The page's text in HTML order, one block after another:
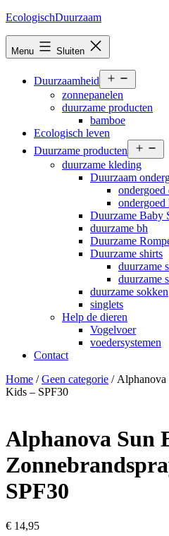
Ga
inhoud
EcologischDuurzaam
Menu Sluiten
Duurzaamheid
menu
zonnepanelen
duurzame producten
bamboe
Ecologisch leven
Duurzame producten
duurzame kleding
Duurzaam
ondergoed
ondergoed
Duurzame Baby
duurzame bh
Duurzame
Duurzame shirts
duurzame
duurzame
duurzame sokken
singlets
Help de dieren
Vogelvoer
voedersystemen
Contact
Home /Geen categorie / Alphanova
Kids – SPF30
Alphanova Sun
SPF30
€ 14,95